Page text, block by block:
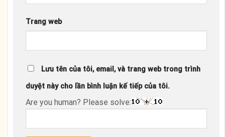
Trang web
Lưu tên của tôi, email, và trang web trong trình
duyệt này cho lần bình luận kế tiếp của tôi.
Are you human? Please solve: